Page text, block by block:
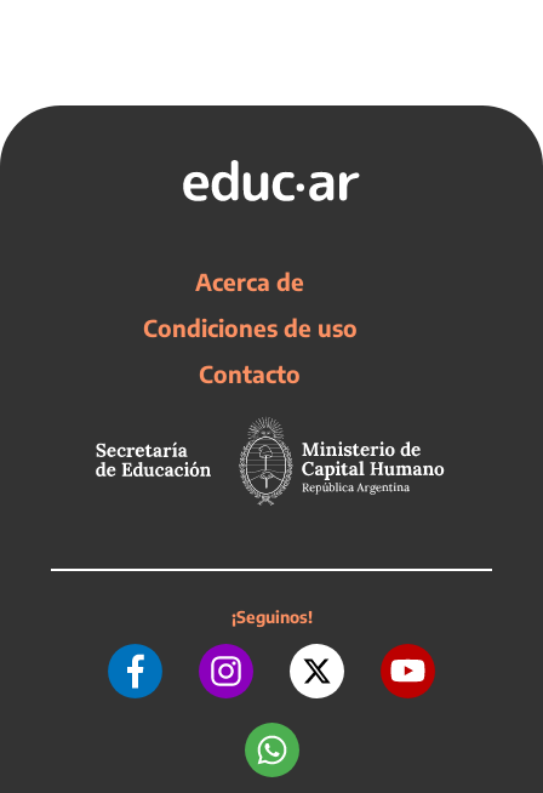
Acerca de
Condiciones de uso
Contacto
¡Seguinos!